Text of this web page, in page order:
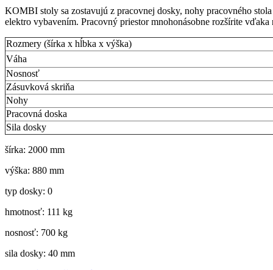
KOMBI stoly sa zostavujú z pracovnej dosky, nohy pracovného
elektro vybavením. Pracovný priestor mnohonásobne rozšírite
Rozmery (šírka x hĺbka x výška)
Váha
Nosnosť
Zásuvková skriňa
Nohy
Pracovná doska
Sila dosky
šírka: 2000 mm
výška: 880 mm
typ dosky: 0
hmotnosť: 111 kg
nosnosť: 700 kg
sila dosky: 40 mm